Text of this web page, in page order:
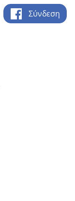
Σύνδεση